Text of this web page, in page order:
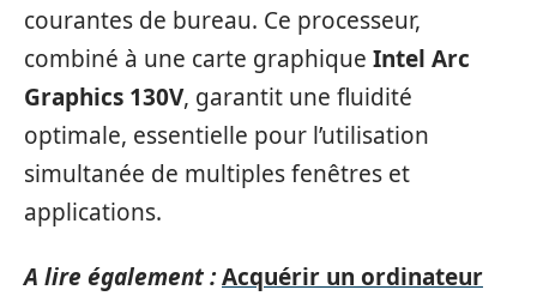
courantes de bureau. Ce processeur,
combiné à une carte graphique Intel Arc
Graphics 130V, garantit une fluidité
optimale, essentielle pour l’utilisation
simultanée de multiples fenêtres et
applications.
A lire également :Acquérir un ordinateur